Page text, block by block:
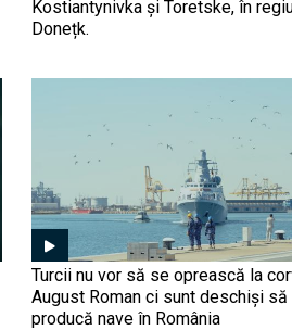
Kostiantynivka și Toretske, în
Donețk.
Turcii nu vor să se oprească la
August Roman ci sunt deschiși să
producă nave în România